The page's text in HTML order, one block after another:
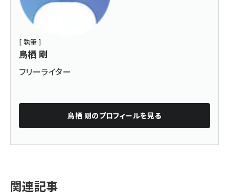
[ 執筆 ]
鳥栖 剛
フリーライター
鳥栖 剛のプロフィールを見る
関連記事